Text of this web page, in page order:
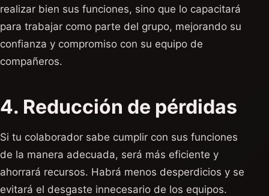
realizar bien sus funciones, sino que lo capacitará
para trabajar como parte del grupo, mejorando su
confianza y compromiso con su equipo de
compañeros.
4. Reducción de pérdidas
Si tu colaborador sabe cumplir con sus funciones
de la manera adecuada, será más eficiente y
ahorrará recursos. Habrá menos desperdicios y se
evitará el desgaste innecesario de los equipos.